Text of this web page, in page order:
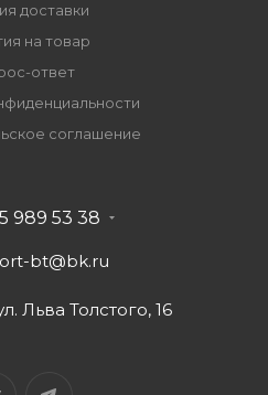
доставки
на товар
ответ
соглашение
989 53 38
bt@bk.ru
Льва Толстого, 16